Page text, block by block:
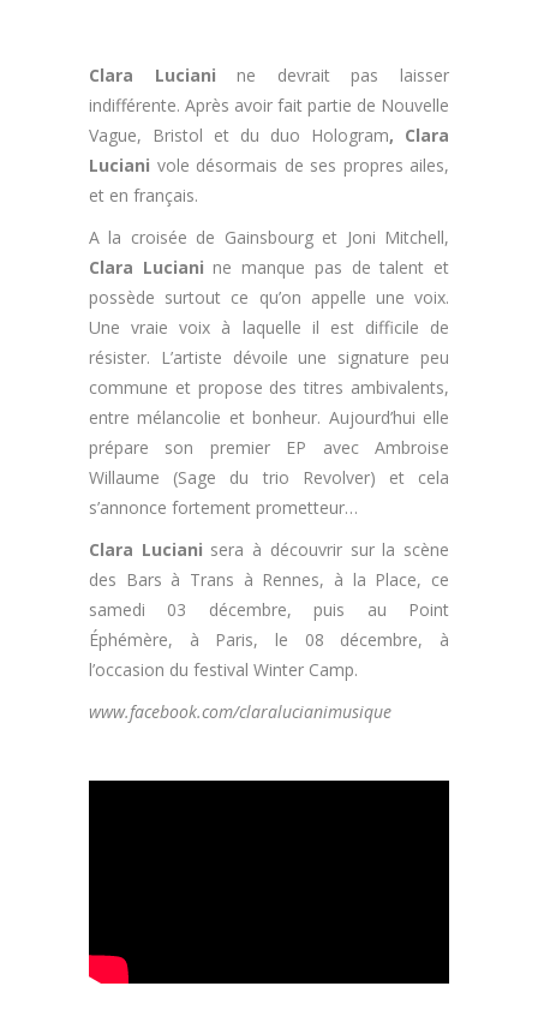
Clara Luciani ne devrait pas laisser
indifférente. Après avoir fait partie de Nouvelle
Vague, Bristol et du duo Hologram, Clara
Luciani vole désormais de ses propres ailes,
et en français.
A la croisée de Gainsbourg et Joni Mitchell,
Clara Luciani ne manque pas de talent et
possède surtout ce qu’on appelle une voix.
Une vraie voix à laquelle il est difficile de
résister. L’artiste dévoile une signature peu
commune et propose des titres ambivalents,
entre mélancolie et bonheur. Aujourd’hui elle
prépare son premier EP avec Ambroise
Willaume (Sage du trio Revolver) et cela
s’annonce fortement prometteur…
Clara Luciani sera à découvrir sur la scène
des Bars à Trans à Rennes, à la Place, ce
samedi 03 décembre, puis au Point
Éphémère, à Paris, le 08 décembre, à
l’occasion du festival Winter Camp.
www.facebook.com/claralucianimusique